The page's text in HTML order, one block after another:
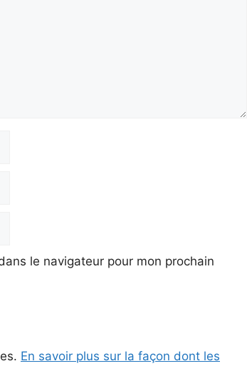
le navigateur pour mon prochain
En savoir plus sur la façon dont les